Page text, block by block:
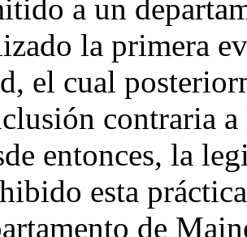
a un
la primera
el cual
contraria
entonces, la
esta
de